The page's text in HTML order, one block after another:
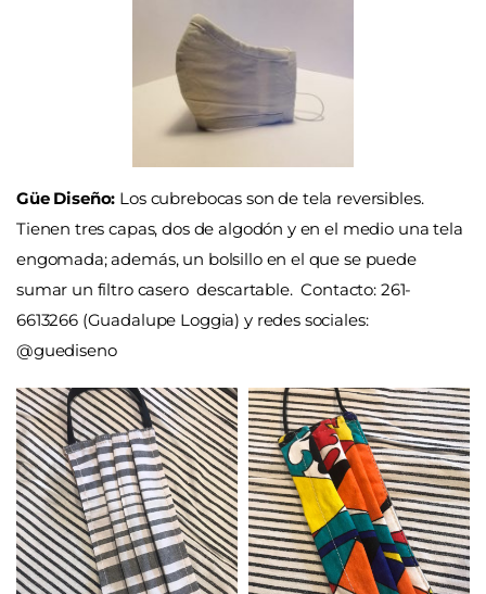
Güe Diseño: Los cubrebocas son de tela reversibles.
Tienen tres capas, dos de algodón y en el medio una tela
engomada; además, un bolsillo en el que se puede
sumar un filtro casero descartable.Contacto: 261-
6613266 (Guadalupe Loggia) y redes sociales:
@guediseno